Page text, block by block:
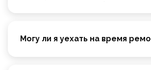
Могу ли я уехать на время